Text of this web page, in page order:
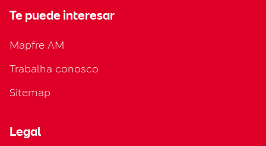
Te puede interesar
Mapfre AM
Trabalha conosco
Sitemap
Legal